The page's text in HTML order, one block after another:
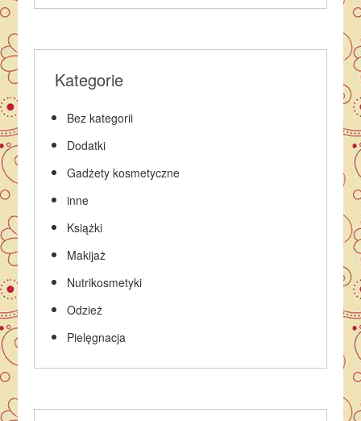
Kategorie
Bez kategorii
Dodatki
Gadżety kosmetyczne
inne
Książki
Makijaż
Nutrikosmetyki
Odzież
Pielęgnacja